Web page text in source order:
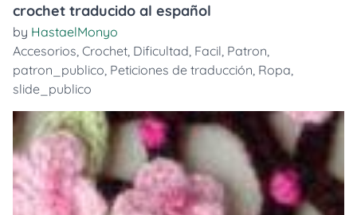
crochet traducido al español
by HastaelMonyo
Accesorios, Crochet, Dificultad, Facil, Patron,
patron_publico, Peticiones de traducción, Ropa,
slide_publico